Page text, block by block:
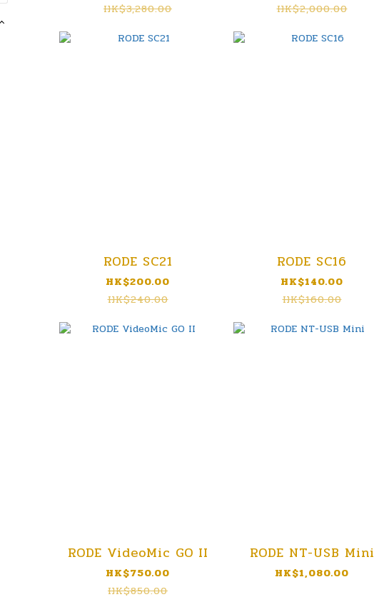
HK$3,280.00
HK$2,000.00
RODE SC21
HK$200.00
HK$240.00
RODE SC16
HK$140.00
HK$160.00
RODE VideoMic GO II
HK$750.00
HK$850.00
RODE NT-USB Mini
HK$1,080.00